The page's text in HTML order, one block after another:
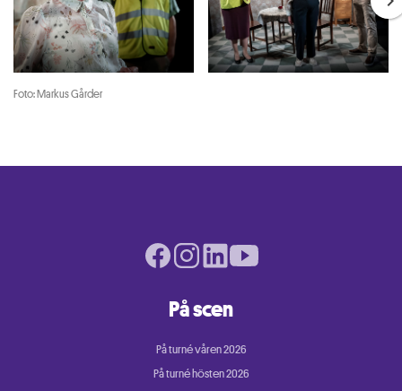
Foto: Markus Gårder
På scen
På turné våren 2026
På turné hösten 2026
Facebook page
Instagram page
LinkedIn pageYoutube page